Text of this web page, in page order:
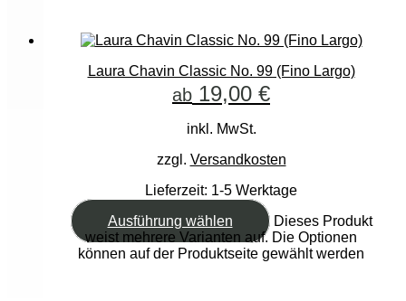
Laura Chavin Classic No. 99 (Fino Largo)
ab 19,00 €
inkl. MwSt.
zzgl. Versandkosten
Lieferzeit: 1-5 Werktage
Ausführung wählen
Dieses Produkt
weist mehrere Varianten auf. Die Optionen
können auf der Produktseite gewählt werden